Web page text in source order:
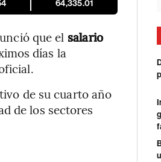
64,335.01
que el salario
días la
de su cuarto año
de los sectores